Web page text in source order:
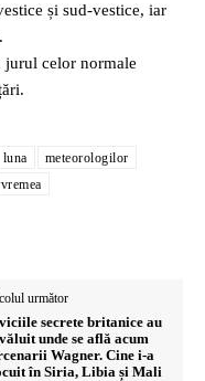
și sud-vestice, iar
jurul celor normale
luna
meteorologilor
vremea
următor
secrete britanice au
unde se află acum
Wagner. Cine i-a
în Siria, Libia și Mali